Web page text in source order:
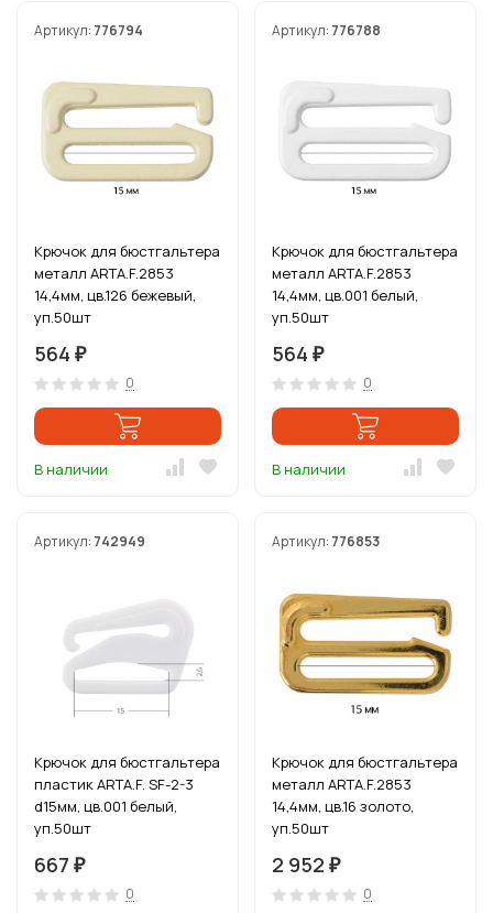
Артикул: 776794
Крючок для бюстгальтера
металл ARTA.F.2853
14,4мм, цв.126 бежевый,
уп.50шт
564 ₽
0
В наличии
Артикул: 776788
Крючок для бюстгальтера
металл ARTA.F.2853
14,4мм, цв.001 белый,
уп.50шт
564 ₽
0
В наличии
Артикул: 742949
Крючок для бюстгальтера
пластик ARTA.F. SF-2-3
d15мм, цв.001 белый,
уп.50шт
667 ₽
0
Артикул: 776853
Крючок для бюстгальтера
металл ARTA.F.2853
14,4мм, цв.16 золото,
уп.50шт
2 952 ₽
0